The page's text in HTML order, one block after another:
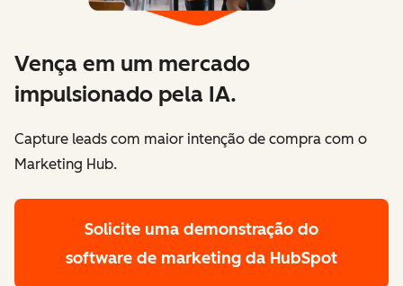
Vença em um mercado
impulsionado pela IA.
Capture leads com maior intenção de compra com o
Marketing Hub.
Solicite uma demonstração do
software de marketing da HubSpot